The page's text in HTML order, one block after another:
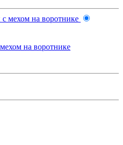
на воротнике